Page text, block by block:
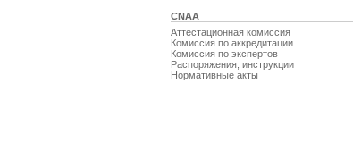
CNAA
Аттестационная комиссия
Комиссия по аккредитации
Комиссия по экспертов
Распоряжения, инструкции
Нормативные акты